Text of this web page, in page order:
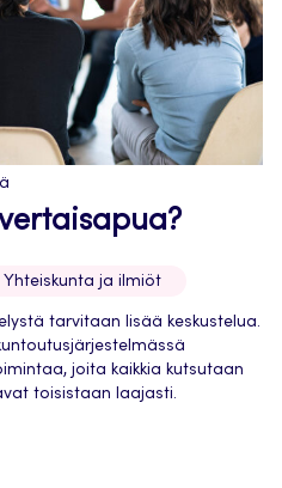
Yhteiskunta ja ilmiöt
tarvitaan lisää keskustelua.
joita kaikkia kutsutaan
toisistaan laajasti.